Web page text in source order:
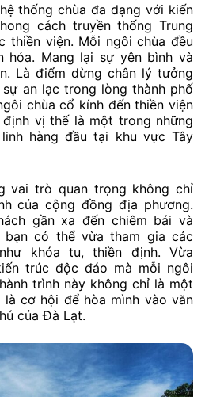
thống chùa đa dạng với kiến
cách truyền thống Trung
thiền viện. Mỗi ngôi chùa đều
hóa. Mang lại sự yên bình và
Là điểm dừng chân lý tưởng
an lạc trong lòng thành phố
chùa cổ kính đến thiền viện
vị thế là một trong những
hàng đầu tại khu vực Tây
vai trò quan trọng không chỉ
của cộng đồng địa phương.
gần xa đến chiêm bái và
có thể vừa tham gia các
khóa tu, thiền định. Vừa
trúc độc đáo mà mỗi ngôi
trình này không chỉ là một
cơ hội để hòa mình vào văn
của Đà Lạt.